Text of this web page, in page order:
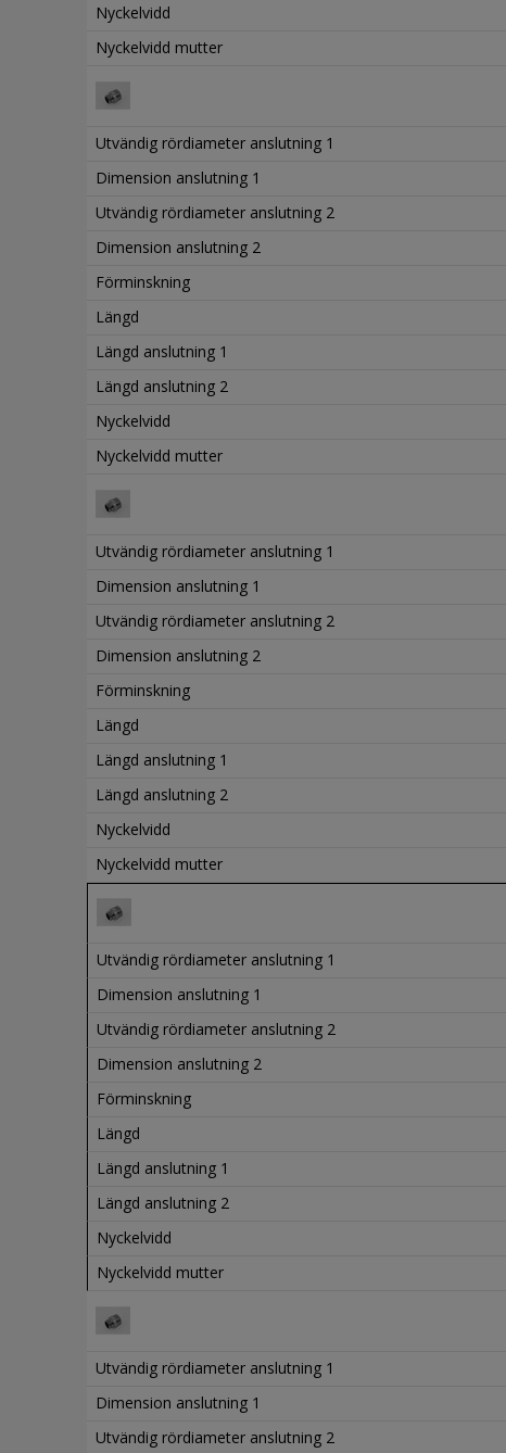
Nyckelvidd
Nyckelvidd mutter
Utvändig rördiameter anslutning 1
Dimension anslutning 1
Utvändig rördiameter anslutning 2
Dimension anslutning 2
Förminskning
Längd
Längd anslutning 1
Längd anslutning 2
Nyckelvidd
Nyckelvidd mutter
Utvändig rördiameter anslutning 1
Dimension anslutning 1
Utvändig rördiameter anslutning 2
Dimension anslutning 2
Förminskning
Längd
Längd anslutning 1
Längd anslutning 2
Nyckelvidd
Nyckelvidd mutter
Utvändig rördiameter anslutning 1
Dimension anslutning 1
Utvändig rördiameter anslutning 2
Dimension anslutning 2
Förminskning
Längd
Längd anslutning 1
Längd anslutning 2
Nyckelvidd
Nyckelvidd mutter
Utvändig rördiameter anslutning 1
Dimension anslutning 1
Utvändig rördiameter anslutning 2